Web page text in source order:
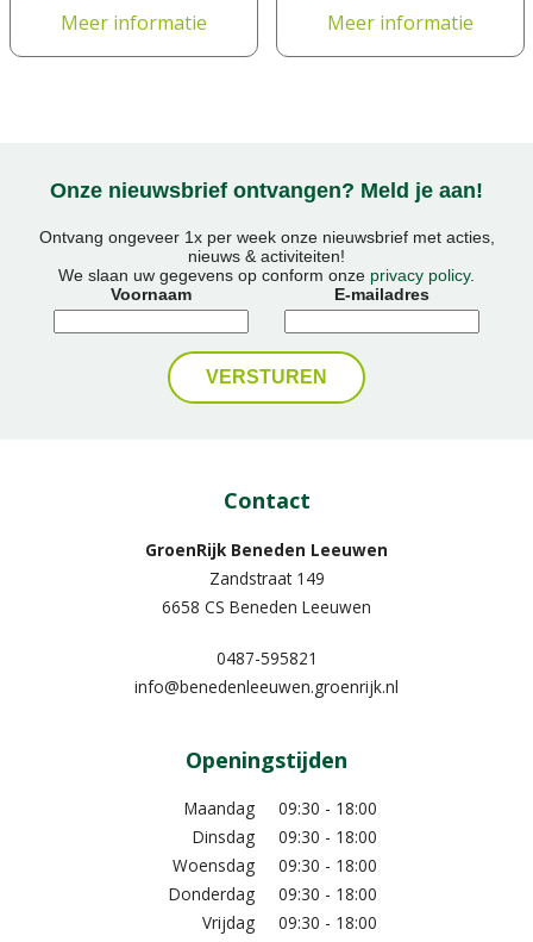
Meer informatie
Meer informatie
Onze nieuwsbrief ontvangen? Meld je aan!
Ontvang ongeveer 1x per week onze nieuwsbrief met acties,
nieuws & activiteiten!
We slaan uw gegevens op conform onze privacy policy.
Voornaam
E-mailadres
Contact
GroenRijk Beneden Leeuwen​
Zandstraat 149
6658 CS Beneden Leeuwen
0487-595821
info@benedenleeuwen.groenrijk.nl
Openingstijden
Maandag
09:30 - 18:00
Dinsdag
09:30 - 18:00
Woensdag
09:30 - 18:00
Donderdag
09:30 - 18:00
Vrijdag
09:30 - 18:00